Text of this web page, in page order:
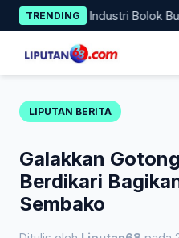
Skip
to
content
TRENDINGIndustri Bolok Buka
LIPUTAN BERITA
Galakkan
Berdikari
Sembako